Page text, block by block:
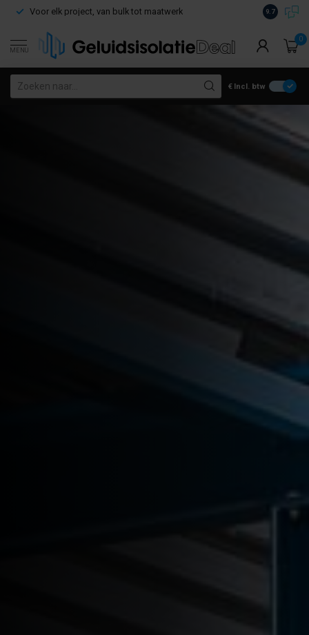
Voor elk project, van bulk tot maatwerk Gratis
9.7
MENU
0
€ Incl. btw